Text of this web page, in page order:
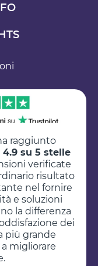
raggiunto
4.9 su 5 stelle
verificate
risultato
nel fornire
e soluzioni
la differenza
dei
più grande
migliorare